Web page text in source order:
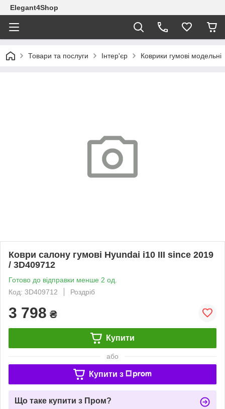
Elegant4Shop
Товари та послуги Інтер'єр Коврики гумові модельні
Коври салону гумові Hyundai i10 III since 2019
/ 3D409712
Готово до відправки менше 2 од.
Код: 3D409712
Роздріб
3 798 ₴
Купити
або
Купити з
Що таке купити з Пром?